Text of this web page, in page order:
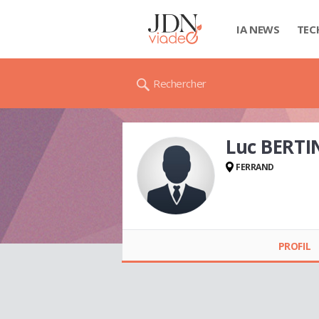
IA NEWS
Rechercher
Luc
FERRAND
PROFIL